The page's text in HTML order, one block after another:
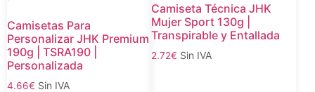
Camisetas Para
Personalizar JHK Premium
190g | TSRA190 |
Personalizada
4.66€ Sin IVA
Camiseta Técnica JHK
Mujer Sport 130g |
Transpirable y Entallada
2.72€ Sin IVA